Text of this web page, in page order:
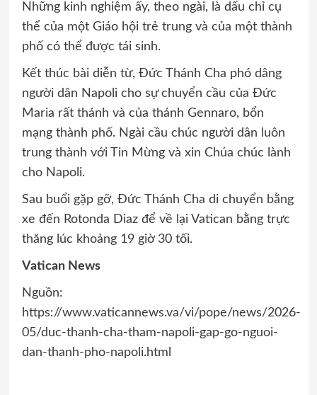
Những kinh nghiệm ấy, theo ngài, là dấu chỉ cụ
thể của một Giáo hội trẻ trung và của một thành
phố có thể được tái sinh.
Kết thúc bài diễn từ, Đức Thánh Cha phó dâng
người dân Napoli cho sự chuyển cầu của Đức
Maria rất thánh và của thánh Gennaro, bổn
mạng thành phố. Ngài cầu chúc người dân luôn
trung thành với Tin Mừng và xin Chúa chúc lành
cho Napoli.
Sau buổi gặp gỡ, Đức Thánh Cha di chuyển bằng
xe đến Rotonda Diaz để về lại Vatican bằng trực
thăng lúc khoảng 19 giờ 30 tối.
Vatican News
Nguồn:
https://www.vaticannews.va/vi/pope/news/2026-
05/duc-thanh-cha-tham-napoli-gap-go-nguoi-
dan-thanh-pho-napoli.html